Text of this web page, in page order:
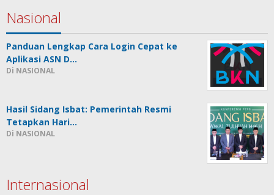
Nasional
Panduan Lengkap Cara Login Cepat ke
Aplikasi ASN D…
Di NASIONAL
Hasil Sidang Isbat: Pemerintah Resmi
Tetapkan Hari…
Di NASIONAL
Internasional